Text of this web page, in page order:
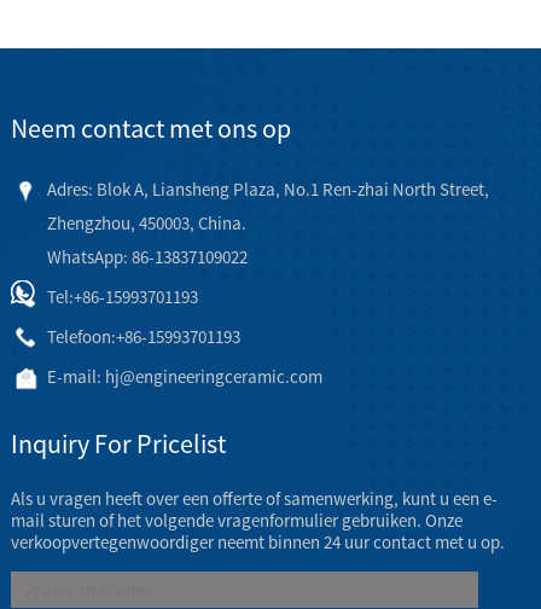
Neem contact met ons op
Adres: Blok A, Liansheng Plaza, No.1 Ren-zhai North Street,
Zhengzhou, 450003, China.
WhatsApp: 86-13837109022
Tel:+86-15993701193
Telefoon:+86-15993701193
E-mail: hj@engineeringceramic.com
Inquiry For Pricelist
Als u vragen heeft over een offerte of samenwerking, kunt u een e-
mail sturen of het volgende vragenformulier gebruiken. Onze
verkoopvertegenwoordiger neemt binnen 24 uur contact met u op.